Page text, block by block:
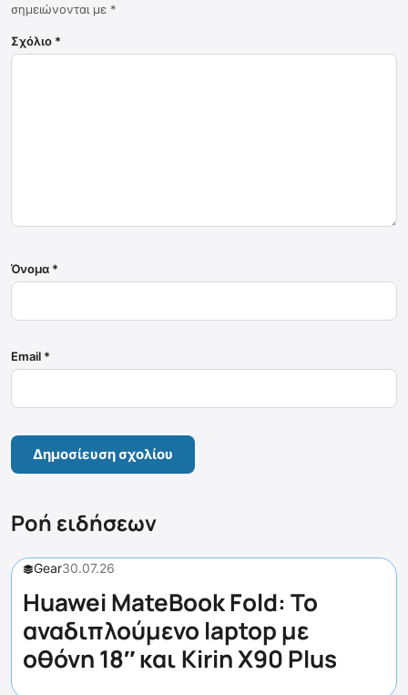
σημειώνονται με *
Σχόλιο *
Όνομα *
Email *
Ροή ειδήσεων
Gear30.07.26
Huawei MateBook Fold: Το
αναδιπλούμενο laptop με
οθόνη 18″ και Kirin X90 Plus